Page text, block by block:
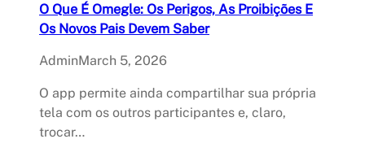
O Que É Omegle: Os Perigos, As Proibições E
Os Novos Pais Devem Saber
AdminMarch 5, 2026
O app permite ainda compartilhar sua própria
tela com os outros participantes e, claro,
trocar…